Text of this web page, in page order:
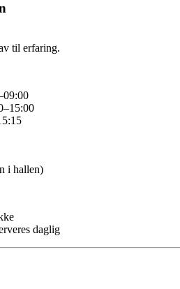
til erfaring.
i hallen)
daglig